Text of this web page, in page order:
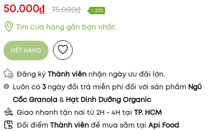
50.000₫ 75.000₫ - 33%
Tìm cửa hàng gần bạn nhất
HẾT HÀNG
Đăng ký Thành viên nhận ngày ưu đãi lớn.
Luôn có3 ngày đổi trả miễn phí đối với sản phẩm Ngũ
Cốc Granola & Hạt Dinh Dưỡng Organic
Giao nhanh tận nơi từ 2H - 4H tại TP. HCM
Đổi điểm Thành viên để mua sắm tại Api Food